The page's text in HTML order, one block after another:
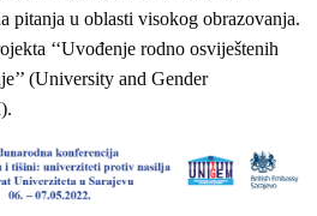
pitanja u oblasti visokog obrazovanja.
‘‘Uvođenje rodno osviještenih
(University and Gender